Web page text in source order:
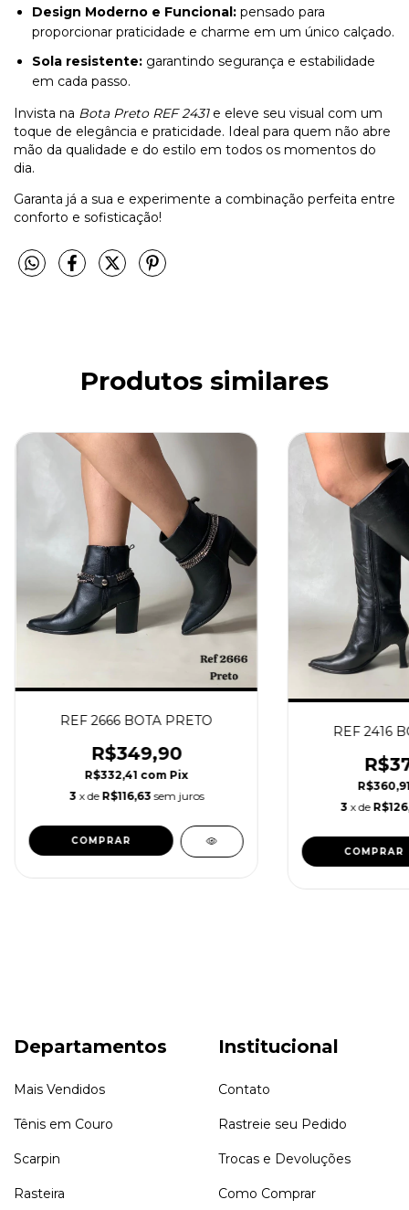
Design Moderno e Funcional: pensado para
proporcionar praticidade e charme em um único calçado.
Sola resistente: garantindo segurança e estabilidade
em cada passo.
Invista na Bota Preto REF 2431e eleve seu visual com um
toque de elegância e praticidade. Ideal para quem não abre
mão da qualidade e do estilo em todos os momentos do
dia.
Garanta já a sua e experimente a combinação perfeita entre
conforto e sofisticação!
Produtos similares
REF 2666 BOTA PRETO
R$349,90
R$332,41 com Pix
3 x de R$116,63 sem juros
COMPRAR
REF 2416
3 x de
COMPRAR
Departamentos
Mais Vendidos
Tênis em Couro
Scarpin
Rasteira
Institucional
Contato
Rastreie seu Pedido
Trocas e Devoluções
Como Comprar